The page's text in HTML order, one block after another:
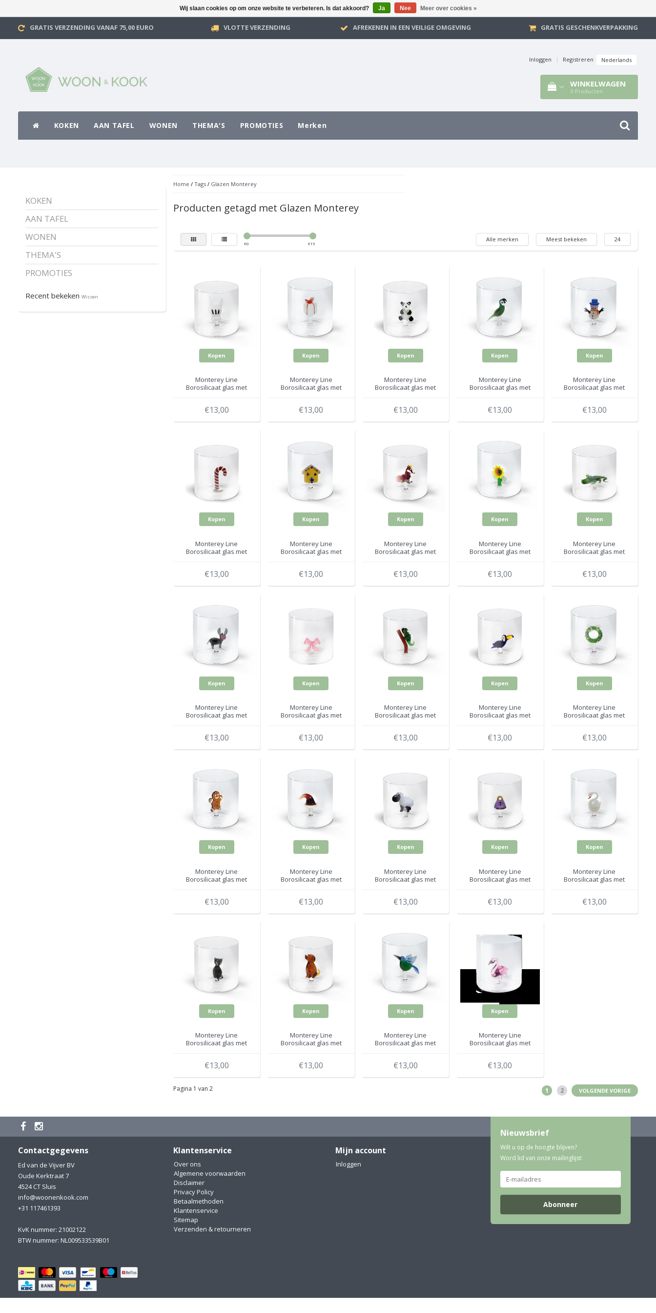
GRATIS VERZENDING VANAF 75,00 EURO VLOTTE VERZENDING AFREKENEN IN EEN VEILIGE OMGEVING GRATIS GESCHENKVERPAKKING
Inloggen | Registreren Nederlands
WINKELWAGEN
0 Producten
KOKEN AAN TAFEL WONEN THEMA'S PROMOTIES Merken
KOKEN
AAN TAFEL
WONEN
THEMA'S
PROMOTIES
Recent bekeken Wissen
Home / Tags/ Glazen Monterey
Producten getagd met Glazen Monterey
€0 €15
Alle merken Meest bekeken 24
Kopen
Monterey Line
Borosilicaat glas met
€13,00
Kopen
Monterey Line
Borosilicaat glas met
€13,00
Kopen
Monterey Line
Borosilicaat glas met
€13,00
Kopen
Monterey Line
Borosilicaat glas met
€13,00
Kopen
Monterey Line
Borosilicaat glas met
€13,00
Kopen
Monterey Line
Borosilicaat glas met
€13,00
Kopen
Monterey Line
Borosilicaat glas met
€13,00
Kopen
Monterey Line
Borosilicaat glas met
€13,00
Kopen
Monterey Line
Borosilicaat glas met
€13,00
Kopen
Monterey Line
Borosilicaat glas met
€13,00
Kopen
Monterey Line
Borosilicaat glas met
€13,00
Kopen
Monterey Line
Borosilicaat glas met
€13,00
Kopen
Monterey Line
Borosilicaat glas met
€13,00
Kopen
Monterey Line
Borosilicaat glas met
€13,00
Kopen
Monterey Line
Borosilicaat glas met
€13,00
Kopen
Monterey Line
Borosilicaat glas met
€13,00
Kopen
Monterey Line
Borosilicaat glas met
€13,00
Kopen
Monterey Line
Borosilicaat glas met
€13,00
Kopen
Monterey Line
Borosilicaat glas met
€13,00
Kopen
Monterey Line
Borosilicaat glas met
€13,00
Kopen
Monterey Line
Borosilicaat glas met
€13,00
Kopen
Monterey Line
Borosilicaat glas met
€13,00
Kopen
Monterey Line
Borosilicaat glas met
€13,00
Kopen
Monterey Line
Borosilicaat glas met
€13,00
Pagina 1 van 2 1 2 VOLGENDE VORIGE
Contactgegevens
Ed van de Vijver BV
Oude Kerktraat 7
4524 CT Sluis
info@woonenkook.com
+31 117461393
KvK nummer: 21002122
BTW nummer: NL009533539B01
Klantenservice
Over ons
Algemene voorwaarden
Disclaimer
Privacy Policy
Betaalmethoden
Klantenservice
Sitemap
Verzenden & retourneren
Mijn account
Inloggen
Nieuwsbrief
Wilt u op de hoogte blijven?
Word lid van onze mailinglijst:
Abonneer
Wij slaan cookies op om onze website te verbeteren. Is dat akkoord? Ja Nee Meer over cookies »